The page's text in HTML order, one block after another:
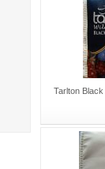
Tarlton